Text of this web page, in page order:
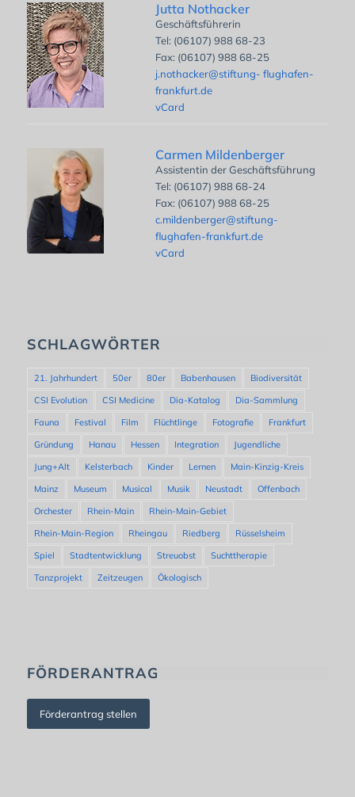
Jutta Nothacker
Geschäftsführerin
Tel: (06107) 988 68-23
Fax: (06107) 988 68-25
j.nothacker@stiftung- flughafen-
frankfurt.de
vCard
Carmen Mildenberger
Assistentin der Geschäftsführung
Tel: (06107) 988 68-24
Fax: (06107) 988 68-25
c.mildenberger@stiftung-
flughafen-frankfurt.de
vCard
SCHLAGWÖRTER
21. Jahrhundert 50er 80er Babenhausen
Biodiversität
CSI Evolution
CSI Medicine Dia-Katalog
Dia-Sammlung
Fauna
Festival Film Flüchtlinge Fotografie
Frankfurt
Gründung
Hanau Hessen Integration
Jugendliche
Jung+Alt
Kelsterbach Kinder Lernen
Main-Kinzig-Kreis
Mainz
Museum Musical Musik Neustadt
Offenbach
Orchester
Rhein-Main
Rhein-Main-Gebiet
Rhein-Main-Region
Rheingau Riedberg
Rüsselsheim
Spiel
Stadtentwicklung Streuobst
Suchttherapie
Tanzprojekt
Zeitzeugen Ökologisch
FÖRDERANTRAG
Förderantrag stellen